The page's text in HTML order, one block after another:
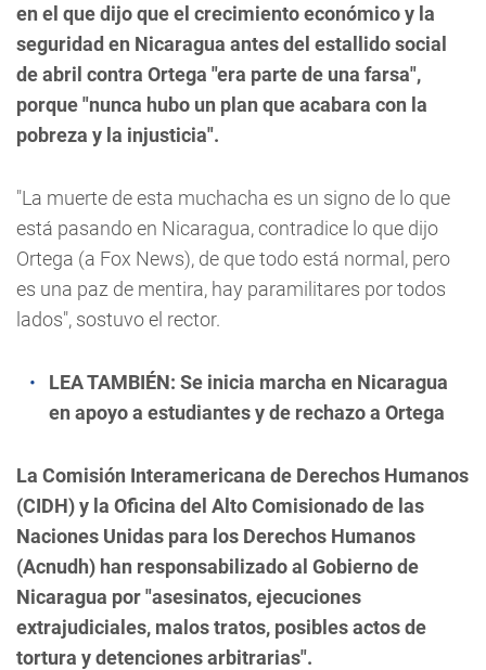
en el que dijo que el crecimiento económico y la
seguridad en Nicaragua antes del estallido social
de abril contra Ortega "era parte de una farsa",
porque "nunca hubo un plan que acabara con la
pobreza y la injusticia".
"La muerte de esta muchacha es un signo de lo que
está pasando en Nicaragua, contradice lo que dijo
Ortega (a Fox News), de que todo está normal, pero
es una paz de mentira, hay paramilitares por todos
lados", sostuvo el rector.
LEA TAMBIÉN: Se inicia marcha en Nicaragua
en apoyo a estudiantes y de rechazo a Ortega
La Comisión Interamericana de Derechos Humanos
(CIDH) y la Oficina del Alto Comisionado de las
Naciones Unidas para los Derechos Humanos
(Acnudh) han responsabilizado al Gobierno de
Nicaragua por "asesinatos, ejecuciones
extrajudiciales, malos tratos, posibles actos de
tortura y detenciones arbitrarias".